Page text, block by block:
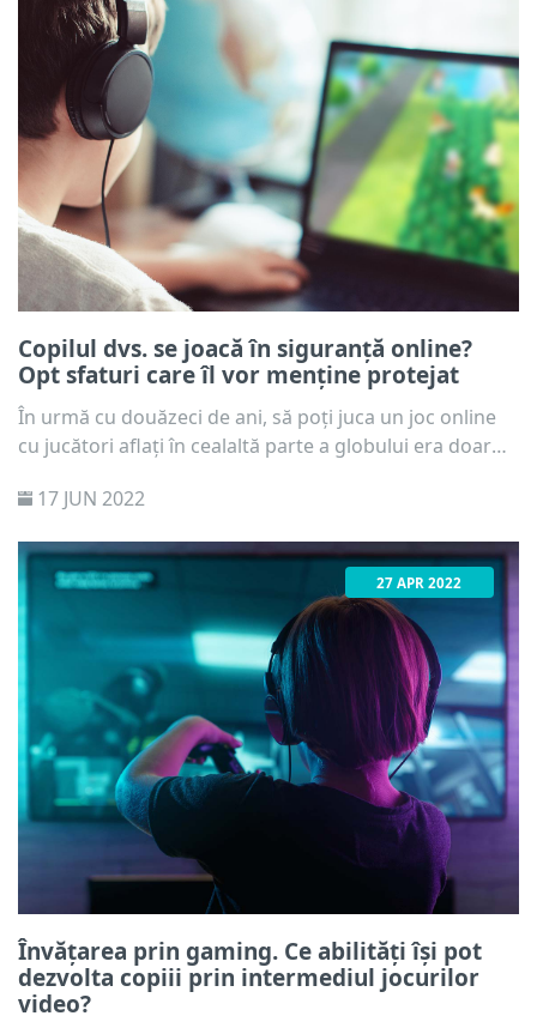
Copilul dvs. se joacă în siguranță online?
Opt sfaturi care îl vor menține protejat
În urmă cu douăzeci de ani, să poți juca un joc online
cu jucători aflați în cealaltă parte a globului era doar
normalitatea, o realitate ce este la doar câteva click-uri
complet străini pe care copiii îi cunosc doar după
porecle implică și riscuri.
17 JUN 2022
27 APR 2022
Învățarea prin gaming. Ce abilități își pot
dezvolta copiii prin intermediul jocurilor
video?